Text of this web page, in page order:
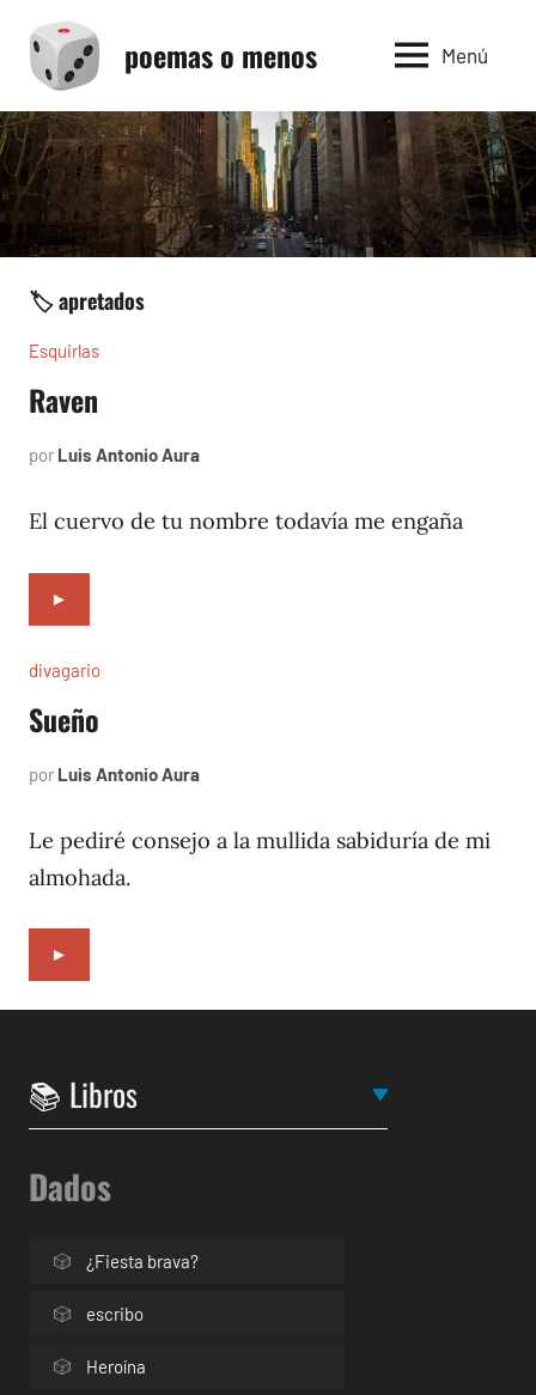
contenido
poemas o menos Menú
🏷️ apretados
Esquirlas
Raven
por Luis Antonio Aura
2023
El cuervo de tu nombre todavía me engaña
►
divagario
Sueño
por Luis Antonio Aura
1996
Le pediré consejo a la mullida sabiduría de mi
almohada.
►
Dados
¿Fiesta brava?
escribo
Heroína